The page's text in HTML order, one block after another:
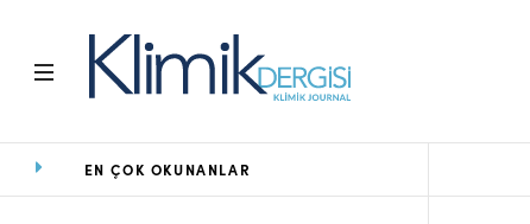
Ana Sayfa
EN ÇOK OKUNANLAR